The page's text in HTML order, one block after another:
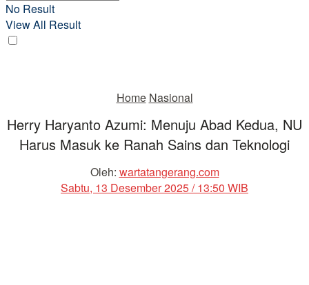
No Result
View All Result
Home Nasional
Herry Haryanto Azumi: Menuju Abad Kedua, NU
Harus Masuk ke Ranah Sains dan Teknologi
Oleh: wartatangerang.com
Sabtu, 13 Desember 2025 / 13:50 WIB